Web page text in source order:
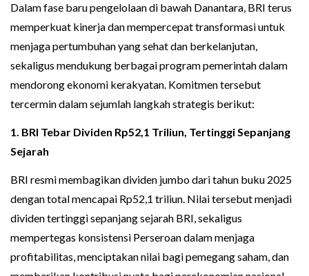
Dalam fase baru pengelolaan di bawah Danantara, BRI terus
memperkuat kinerja dan mempercepat transformasi untuk
menjaga pertumbuhan yang sehat dan berkelanjutan,
sekaligus mendukung berbagai program pemerintah dalam
mendorong ekonomi kerakyatan. Komitmen tersebut
tercermin dalam sejumlah langkah strategis berikut:
1. BRI Tebar Dividen Rp52,1 Triliun, Tertinggi Sepanjang
Sejarah
BRI resmi membagikan dividen jumbo dari tahun buku 2025
dengan total mencapai Rp52,1 triliun. Nilai tersebut menjadi
dividen tertinggi sepanjang sejarah BRI, sekaligus
mempertegas konsistensi Perseroan dalam menjaga
profitabilitas, menciptakan nilai bagi pemegang saham, dan